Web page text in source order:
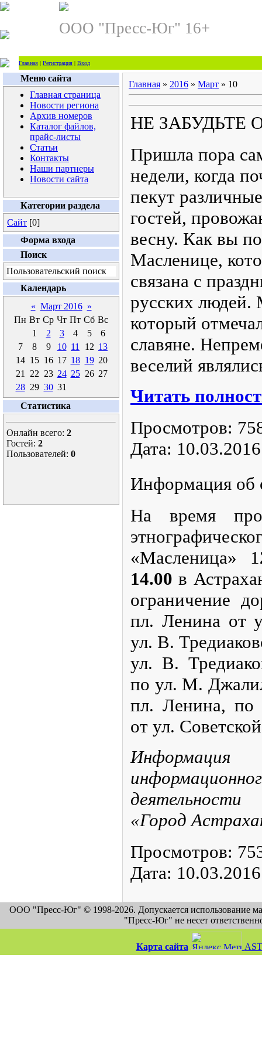
ООО "Пресс-Юг" 16+
Главная | Регистрация | Вход
Меню сайта
Главная страница
Новости региона
Архив номеров
Каталог файлов,
прайс-листы
Статьи
Контакты
Наши партнеры
Новости сайта
Категории раздела
Сайт [0]
Форма входа
Поиск
Пользовательский поиск
Календарь
« Март 2016 »
Пн Вт Ср Чт Пт Сб Вс
1
2 3 4 5
6
7
8 9 10 11 12 13
14 15 16 17 18 19 20
21
22 23 24 25 26 27
28 29 30 31
Статистика
Онлайн всего: 2
Гостей: 2
Пользователей: 0
Главная » 2016 » Март » 10
НЕ ЗАБУДЬТЕ
Пришла пора
недели, когда
пекут
гостей,
весну. Как вы
Масленице,
связана с
русских людей.
который
славяне.
веселий
Читать
Просмотров:
Дата: 10.03.2016
Информация об
На время
«Масленица» 1
14.00 в
ограничение
пл. Ленина от
ул. В.
ул. В.
по ул. М.
пл. Ленина, по
от ул.
«Город
Просмотров:
Дата: 10.03.2016
ООО "Пресс-Юг" © 1998-2026. Допускается использование
"Пресс-Юг" не несет
Карта сайта